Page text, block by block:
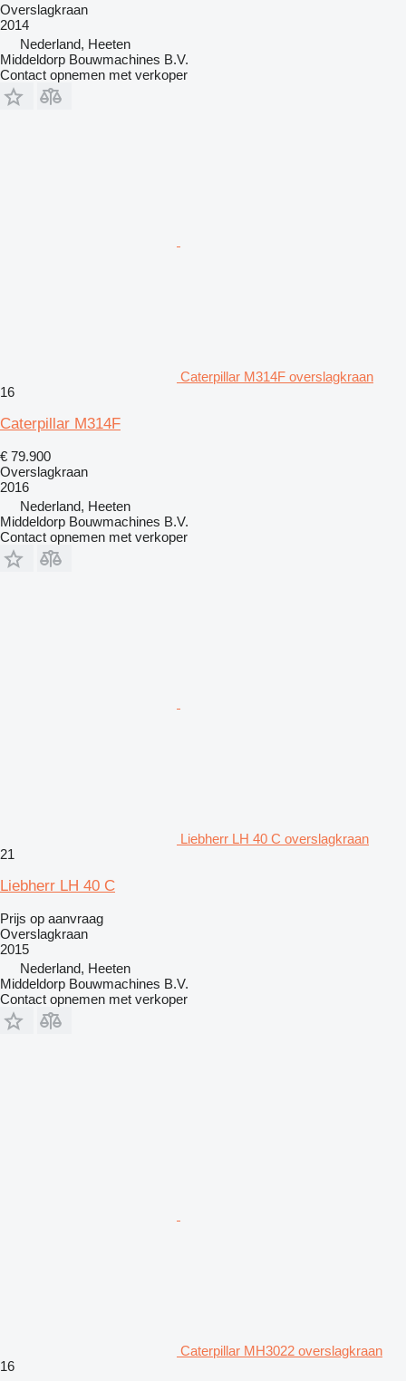
Overslagkraan
2014
Nederland, Heeten
Middeldorp Bouwmachines B.V.
Contact opnemen met verkoper
Caterpillar M314F overslagkraan
16
Caterpillar M314F
€ 79.900
Overslagkraan
2016
Nederland, Heeten
Middeldorp Bouwmachines B.V.
Contact opnemen met verkoper
Liebherr LH 40 C overslagkraan
21
Liebherr LH 40 C
Prijs op aanvraag
Overslagkraan
2015
Nederland, Heeten
Middeldorp Bouwmachines B.V.
Contact opnemen met verkoper
Caterpillar MH3022 overslagkraan
16